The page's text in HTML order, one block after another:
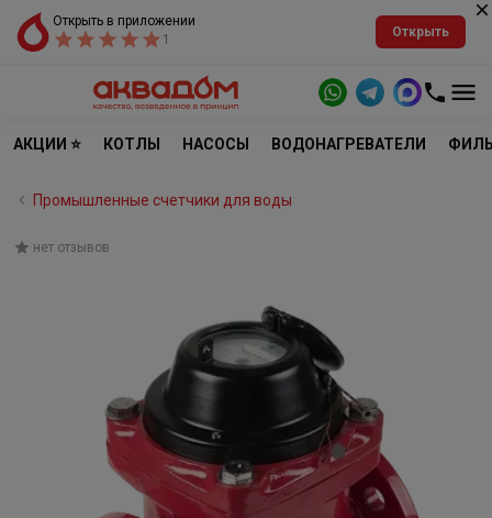
Открыть в приложении
1
Открыть
АКЦИИ ⭐ КОТЛЫ НАСОСЫ ВОДОНАГРЕВАТЕЛИ
Промышленные счетчики для воды
нет отзывов